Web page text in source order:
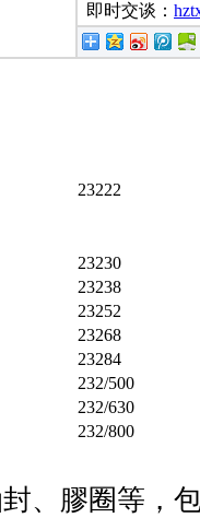
即时交谈：
23222
23230
23238
23252
23268
23284
232/500
232/630
232/800
、膠圈等，